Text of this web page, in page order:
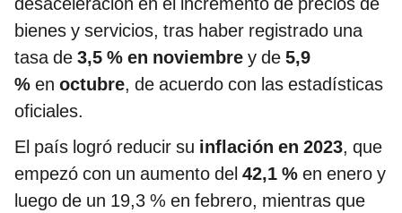
bienes y servicios, tras haber registrado una
tasa de 3,5 % en noviembre y de 5,9
% en octubre, de acuerdo con las estadísticas
oficiales.
El país logró reducir su inflación en 2023, que
empezó con un aumento del 42,1 % en enero y
luego de un 19,3 % en febrero, mientras que